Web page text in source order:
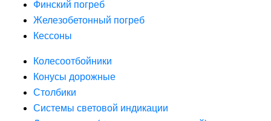
Финский погреб
Железобетонный погреб
Кессоны
Колесоотбойники
Конусы дорожные
Столбики
Системы световой индикации